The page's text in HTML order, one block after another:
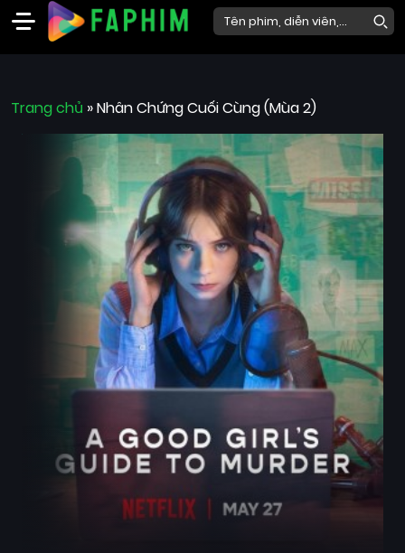
Phim
Phim
Chiếu
Blog
Trang chủ »Nhân Chứng Cuối Cùng (Mùa 2)